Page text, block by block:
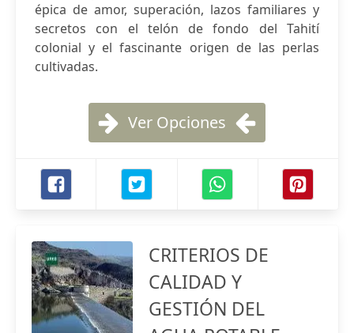
épica de amor, superación, lazos familiares y
secretos con el telón de fondo del Tahití
colonial y el fascinante origen de las perlas
cultivadas.
Ver Opciones
CRITERIOS DE
CALIDAD Y
GESTIÓN DEL